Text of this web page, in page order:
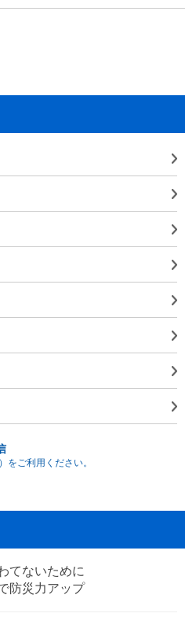
をご利用ください。
てないために
防災力アップ